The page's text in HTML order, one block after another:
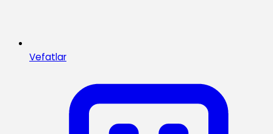
Vefatlar